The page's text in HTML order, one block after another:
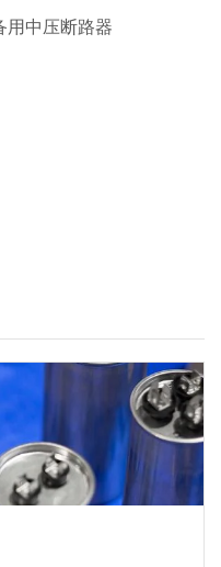
用中压断路器